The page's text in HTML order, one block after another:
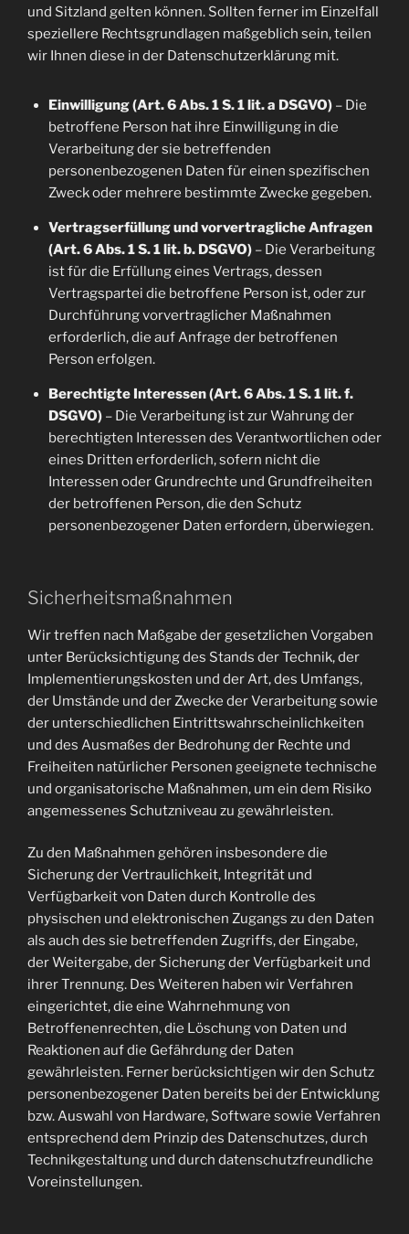
und Sitzland gelten können. Sollten ferner im Einzelfall
speziellere Rechtsgrundlagen maßgeblich sein, teilen
wir Ihnen diese in der Datenschutzerklärung mit.
Einwilligung (Art. 6 Abs. 1 S. 1 lit. a DSGVO)– Die
betroffene Person hat ihre Einwilligung in die
Verarbeitung der sie betreffenden
personenbezogenen Daten für einen spezifischen
Zweck oder mehrere bestimmte Zwecke gegeben.
Vertragserfüllung und vorvertragliche Anfragen
(Art. 6 Abs. 1 S. 1 lit. b. DSGVO)– Die Verarbeitung
ist für die Erfüllung eines Vertrags, dessen
Vertragspartei die betroffene Person ist, oder zur
Durchführung vorvertraglicher Maßnahmen
erforderlich, die auf Anfrage der betroffenen
Person erfolgen.
Berechtigte Interessen (Art. 6 Abs. 1 S. 1 lit. f.
DSGVO)– Die Verarbeitung ist zur Wahrung der
berechtigten Interessen des Verantwortlichen oder
eines Dritten erforderlich, sofern nicht die
Interessen oder Grundrechte und Grundfreiheiten
der betroffenen Person, die den Schutz
personenbezogener Daten erfordern, überwiegen.
Sicherheitsmaßnahmen
Wir treffen nach Maßgabe der gesetzlichen Vorgaben
unter Berücksichtigung des Stands der Technik, der
Implementierungskosten und der Art, des Umfangs,
der Umstände und der Zwecke der Verarbeitung sowie
der unterschiedlichen Eintrittswahrscheinlichkeiten
und des Ausmaßes der Bedrohung der Rechte und
Freiheiten natürlicher Personen geeignete technische
und organisatorische Maßnahmen, um ein dem Risiko
angemessenes Schutzniveau zu gewährleisten.
Zu den Maßnahmen gehören insbesondere die
Sicherung der Vertraulichkeit, Integrität und
Verfügbarkeit von Daten durch Kontrolle des
physischen und elektronischen Zugangs zu den Daten
als auch des sie betreffenden Zugriffs, der Eingabe,
der Weitergabe, der Sicherung der Verfügbarkeit und
ihrer Trennung. Des Weiteren haben wir Verfahren
eingerichtet, die eine Wahrnehmung von
Betroffenenrechten, die Löschung von Daten und
Reaktionen auf die Gefährdung der Daten
gewährleisten. Ferner berücksichtigen wir den Schutz
personenbezogener Daten bereits bei der Entwicklung
bzw. Auswahl von Hardware, Software sowie Verfahren
entsprechend dem Prinzip des Datenschutzes, durch
Technikgestaltung und durch datenschutzfreundliche
Voreinstellungen.